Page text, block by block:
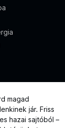
magad
jár. Friss
hazai sajtóból –